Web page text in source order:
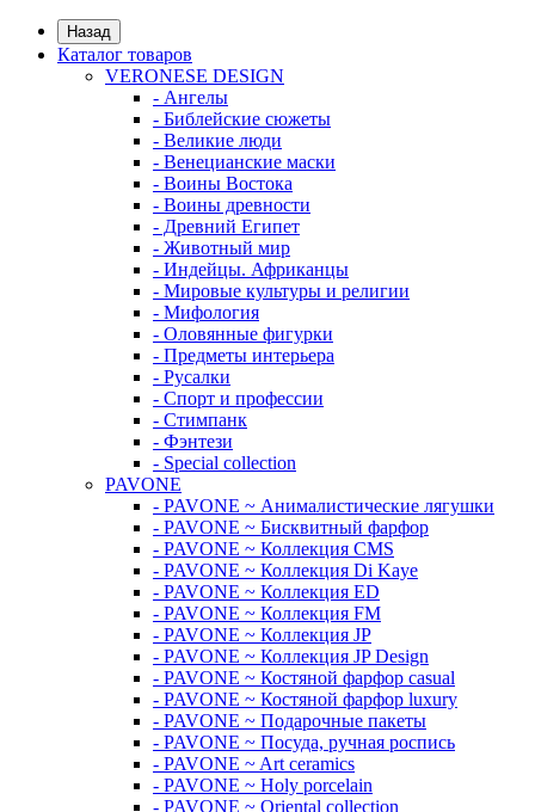
Назад
Каталог товаров
VERONESE DESIGN
- Ангелы
- Библейские сюжеты
- Великие люди
- Венецианские маски
- Воины Востока
- Воины древности
- Древний Египет
- Животный мир
- Индейцы. Африканцы
- Мировые культуры и религии
- Мифология
- Оловянные фигурки
- Предметы интерьера
- Русалки
- Спорт и профессии
- Стимпанк
- Фэнтези
- Special collection
PAVONE
- PAVONE ~ Анималистические лягушки
- PAVONE ~ Бисквитный фарфор
- PAVONE ~ Коллекция CMS
- PAVONE ~ Коллекция Di Kaye
- PAVONE ~ Коллекция ED
- PAVONE ~ Коллекция FM
- PAVONE ~ Коллекция JP
- PAVONE ~ Коллекция JP Design
- PAVONE ~ Костяной фарфор casual
- PAVONE ~ Костяной фарфор luxury
- PAVONE ~ Подарочные пакеты
- PAVONE ~ Посуда, ручная роспись
- PAVONE ~ Art ceramics
- PAVONE ~ Holy porcelain
- PAVONE ~ Oriental collection